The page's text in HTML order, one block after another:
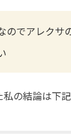
のでアレクサ
私の結論は下